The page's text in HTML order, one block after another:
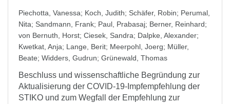
Piechotta, Vanessa; Koch, Judith; Schäfer, Robin; Perumal,
Nita; Sandmann, Frank; Paul, Prabasaj; Berner, Reinhard;
von Bernuth, Horst; Ciesek, Sandra; Dalpke, Alexander;
Kwetkat, Anja; Lange, Berit; Meerpohl, Joerg; Müller,
Beate; Widders, Gudrun; Grünewald, Thomas
Beschluss und wissenschaftliche Begründung zur
Aktualisierung der COVID-19-Impfempfehlung der
STIKO und zum Wegfall der Empfehlung zur